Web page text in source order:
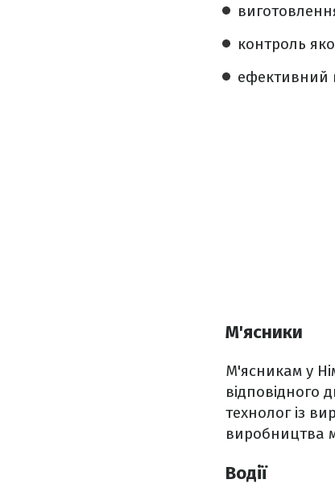
контроль
ефективний
М'ясники
М'ясникам у
відповідного
технолог із
виробництва
Водії